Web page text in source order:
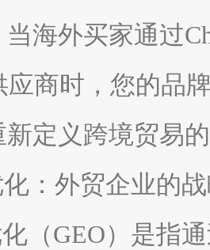
海外买家通过
商时，您的品
定义跨境贸易
：外贸企业的
（GEO）是指